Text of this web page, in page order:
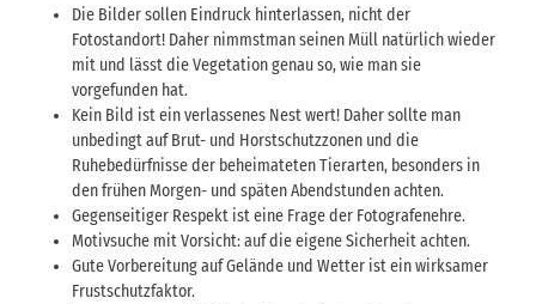
Die Bilder sollen Eindruck hinterlassen, nicht der
Fotostandort! Daher nimmstman seinen Müll natürlich wieder
mit und lässt die Vegetation genau so, wie man sie
vorgefunden hat.
Kein Bild ist ein verlassenes Nest wert! Daher sollte man
unbedingt auf Brut- und Horstschutzzonen und die
Ruhebedürfnisse der beheimateten Tierarten, besonders in
den frühen Morgen- und späten Abendstunden achten.
Gegenseitiger Respekt ist eine Frage der Fotografenehre.
Motivsuche mit Vorsicht: auf die eigene Sicherheit achten.
Gute Vorbereitung auf Gelände und Wetter ist ein wirksamer
Frustschutzfaktor.